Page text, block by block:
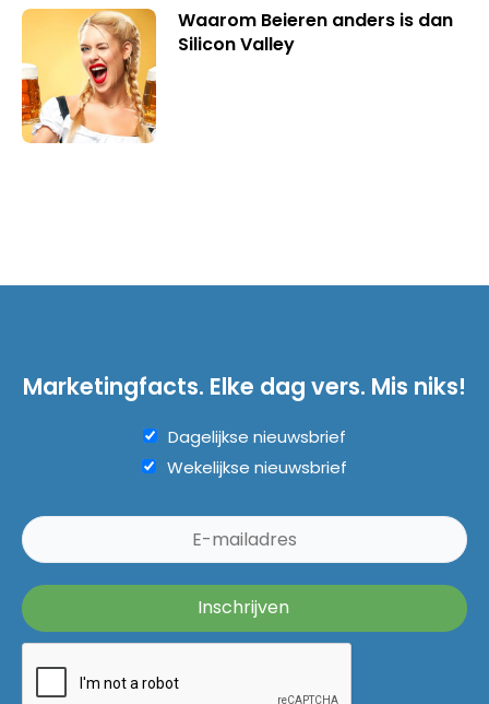
Waarom Beieren anders is dan
Silicon Valley
Marketingfacts. Elke dag vers. Mis niks!
Dagelijkse nieuwsbrief
Wekelijkse nieuwsbrief